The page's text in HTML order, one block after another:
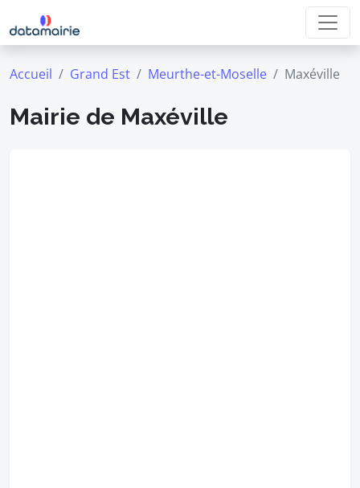
Accueil Grand Est Meurthe-et-Moselle Maxéville
Mairie de Maxéville